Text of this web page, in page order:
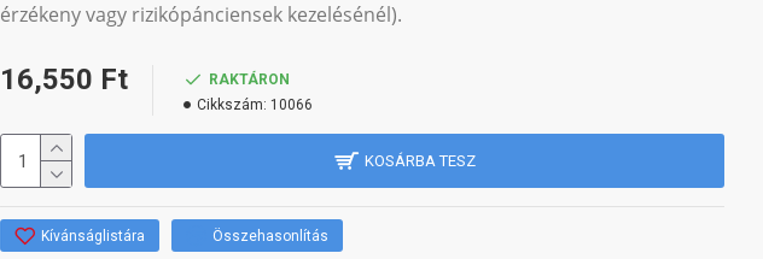
érzékeny vagy rizikópánciensek kezelésénél).
16,550 Ft
RAKTÁRON
Cikkszám: 10066
KOSÁRBA TESZ
Kívánságlistára Összehasonlítás